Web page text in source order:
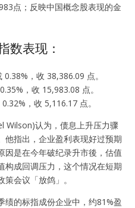
点；反映中国概念股表现的金
数表现：
，收 38,386.09 点。
，收 15,983.08 点。
，收 5,116.17 点。
Wilson)认为，债息上升压力骤
他指出，企业盈利表现好过预期
因是在今年破纪录升市後，估值
构成回调压力，这个情况在短期
会议「放鸽」。
绩的标指成份企业中，约81%盈